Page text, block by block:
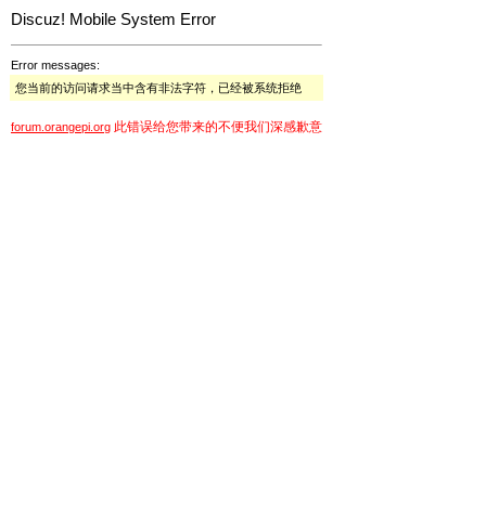
Discuz! Mobile System Error
Error messages:
您当前的访问请求当中含有非法字符，已经被系统拒绝
forum.orangepi.org 此错误给您带来的不便我们深感歉意